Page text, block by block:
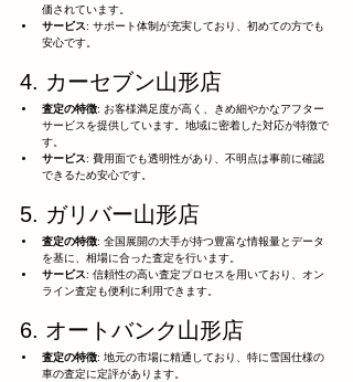
価されています。
サービス: サポート体制が充実しており、初めての方でも
安心です。
4. カーセブン山形店
査定の特徴: お客様満足度が高く、きめ細やかなアフター
サービスを提供しています。地域に密着した対応が特徴で
す。
サービス: 費用面でも透明性があり、不明点は事前に確認
できるため安心です。
5. ガリバー山形店
査定の特徴: 全国展開の大手が持つ豊富な情報量とデータ
を基に、相場に合った査定を行います。
サービス: 信頼性の高い査定プロセスを用いており、オン
ライン査定も便利に利用できます。
6. オートバンク山形店
査定の特徴: 地元の市場に精通しており、特に雪国仕様の
車の査定に定評があります。